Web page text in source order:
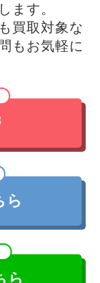
ます。
買取対象な
もお気軽に
ら
ら